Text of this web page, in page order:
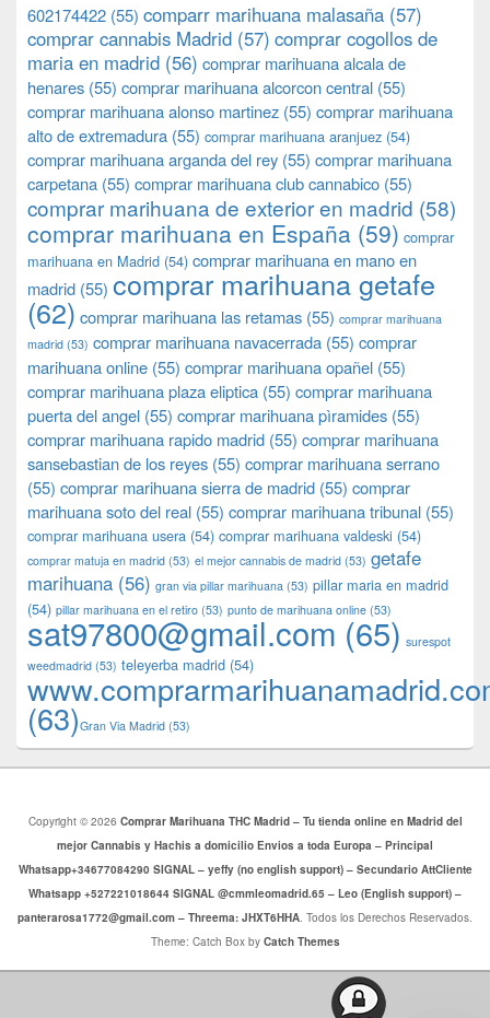
602174422 (55) comparr marihuana malasaña (57)
comprar cannabis Madrid (57) comprar cogollos de
maria en madrid (56) comprar marihuana alcala de
henares (55) comprar marihuana alcorcon central (55)
comprar marihuana alonso martinez (55) comprar marihuana
alto de extremadura (55) comprar marihuana aranjuez (54)
comprar marihuana arganda del rey (55) comprar marihuana
carpetana (55) comprar marihuana club cannabico (55)
comprar marihuana de exterior en madrid (58)
comprar marihuana en España (59) comprar
marihuana en Madrid (54) comprar marihuana en mano en
madrid (55) comprar marihuana getafe
(62) comprar marihuana las retamas (55) comprar marihuana
madrid (53) comprar marihuana navacerrada (55) comprar
marihuana online (55) comprar marihuana opañel (55)
comprar marihuana plaza eliptica (55) comprar marihuana
puerta del angel (55) comprar marihuana pìramides (55)
comprar marihuana rapido madrid (55) comprar marihuana
sansebastian de los reyes (55) comprar marihuana serrano
(55) comprar marihuana sierra de madrid (55) comprar
marihuana soto del real (55) comprar marihuana tribunal (55)
comprar marihuana usera (54) comprar marihuana valdeski (54)
comprar matuja en madrid (53) el mejor cannabis de madrid (53) getafe
marihuana (56) gran via pillar marihuana (53) pillar maria en madrid
(54) pillar marihuana en el retiro (53) punto de marihuana online (53)
sat97800@gmail.com (65) surespot
weedmadrid (53) teleyerba madrid (54)
(63)​​Gran Via Madrid (53)
Copyright © 2026 Comprar Marihuana THC Madrid – Tu tienda online en Madrid del
mejor Cannabis y Hachis a domicilio Envios a toda Europa – Principal
Whatsapp+34677084290 SIGNAL – yeffy (no english support) – Secundario AttCliente
Whatsapp +527221018644 SIGNAL @cmmleomadrid.65 – Leo (English support) –
panterarosa1772@gmail.com – Threema: JHXT6HHA. Todos los Derechos Reservados.
Theme: Catch Box by Catch Themes